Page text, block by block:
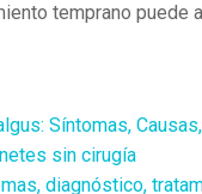
temprano puede
Síntomas,
sin cirugía
diagnóstico,